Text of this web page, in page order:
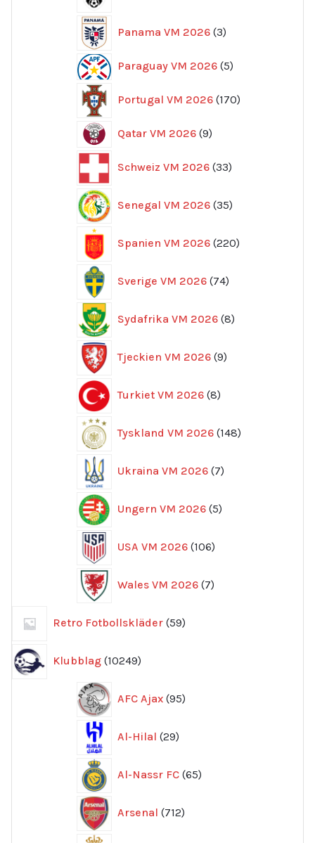
Panama VM 2026 3
produkter
Paraguay VM 2026 55
Portugal VM 2026 170
produkter
Qatar VM 2026 99
Schweiz VM 2026 33
produkter
Senegal VM 2026 35
produkter
Spanien VM 2026 220
produkter
Sverige VM 2026 74
produkter
Sydafrika VM 2026 8
produkter
Tjeckien VM 2026 9
produkter
Turkiet VM 2026 8
produkter
Tyskland VM 2026 148
produkter
Ukraina VM 2026 7
produkter
Ungern VM 2026 5
produkter
USA VM 2026 106
produkter
Wales VM 2026 7
produkter
Retro Fotbollskläder 59
produkter
Klubblag 10249
produkter
AFC Ajax 95
produkter
Al-Hilal 29
produkter
Al-Nassr FC 65
produkter
Arsenal 712
produkter